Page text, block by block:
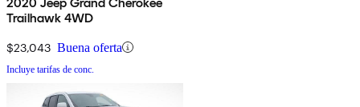
Trailhawk 4WD
$23,043 Buena oferta
Incluye tarifas de conc.